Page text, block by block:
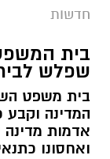
חדשות
בית
שפלש
בית משפט
המדינה
אדמות מדינה
ואחסונו